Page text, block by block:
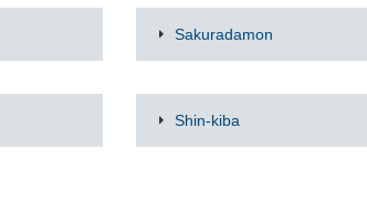
Sakuradamon
Shin-kiba